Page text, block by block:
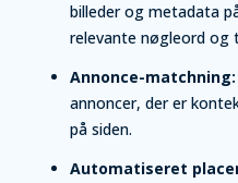
billeder og metadata
relevante nøgleord og
Annonce-matchning:
annoncer, der er
på siden.
Automatiseret